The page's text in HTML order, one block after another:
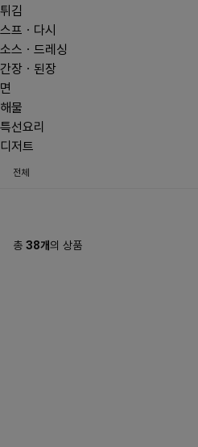
튀김
스프ㆍ다시
소스ㆍ드레싱
간장ㆍ된장
면
해물
특선요리
디저트
전체
총 38개의 상품